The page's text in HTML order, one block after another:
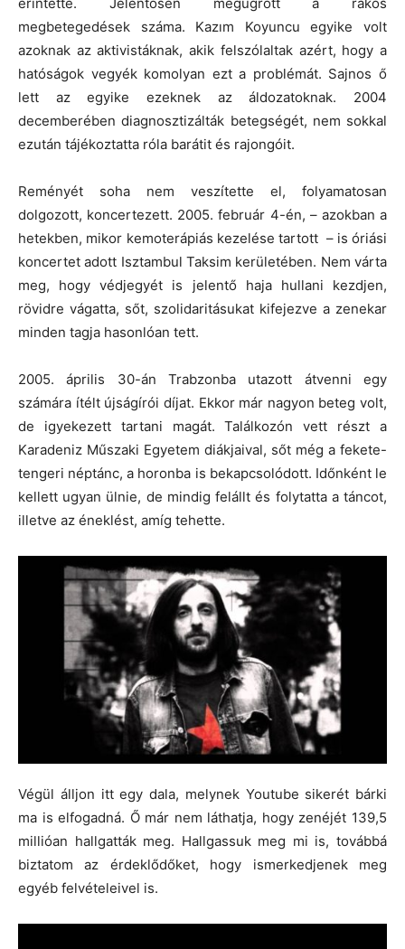
megbetegedések száma. Kazım Koyuncu egyike volt
azoknak az aktivistáknak, akik felszólaltak azért, hogy a
hatóságok vegyék komolyan ezt a problémát. Sajnos ő
lett az egyike ezeknek az áldozatoknak. 2004
decemberében diagnosztizálták betegségét, nem sokkal
ezután tájékoztatta róla barátit és rajongóit.
Reményét soha nem veszítette el, folyamatosan
dolgozott, koncertezett. 2005. február 4-én, – azokban a
hetekben, mikor kemoterápiás kezelése tartott – is óriási
koncertet adott Isztambul Taksim kerületében. Nem várta
meg, hogy védjegyét is jelentő haja hullani kezdjen,
rövidre vágatta, sőt, szolidaritásukat kifejezve a zenekar
minden tagja hasonlóan tett.
2005. április 30-án Trabzonba utazott átvenni egy
számára ítélt újságírói díjat. Ekkor már nagyon beteg volt,
de igyekezett tartani magát. Találkozón vett részt a
Karadeniz Műszaki Egyetem diákjaival, sőt még a fekete-
tengeri néptánc, a horonba is bekapcsolódott. Időnként le
kellett ugyan ülnie, de mindig felállt és folytatta a táncot,
illetve az éneklést, amíg tehette.
Végül álljon itt egy dala, melynek Youtube sikerét bárki
ma is elfogadná. Ő már nem láthatja, hogy zenéjét 139,5
millióan hallgatták meg. Hallgassuk meg mi is, továbbá
biztatom az érdeklődőket, hogy ismerkedjenek meg
egyéb felvételeivel is.